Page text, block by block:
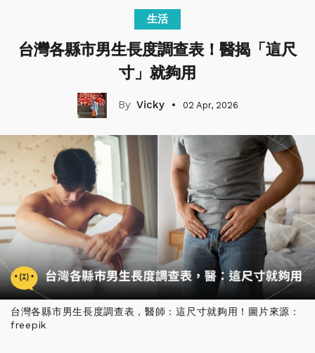
生活
台灣各縣市男生長度調查表！醫揭「這尺
寸」就夠用
Vicky 02 Apr, 2026
台灣各縣市男生長度調查表，醫師：這尺寸就夠用！圖片來源：
freepik